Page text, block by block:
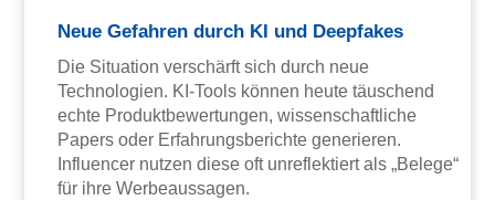
Neue Gefahren durch KI und Deepfakes
Die Situation verschärft sich durch neue
Technologien. KI-Tools können heute täuschend
echte Produktbewertungen, wissenschaftliche
Papers oder Erfahrungsberichte generieren.
Influencer nutzen diese oft unreflektiert als „Belege“
für ihre Werbeaussagen.